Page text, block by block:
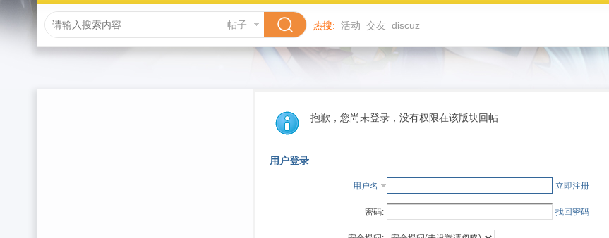
帖子 热搜: 活动 交友 discuz
抱歉，您尚未登录，没有权限在该版块回帖
用户登录
用户名 立即注册
密码: 找回密码